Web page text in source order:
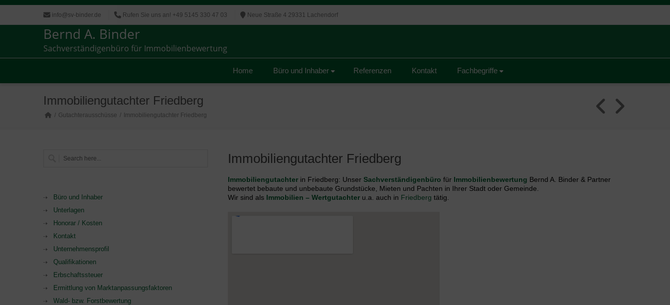
info@sv-binder.de Rufen Sie uns an! +49 5145 330 47 03 Neue Straße 4 29331 Lachendorf
Bernd A. Binder
Sachverständigenbüro für Immobilienbewertung
Home Büro und Inhaber Referenzen Kontakt Fachbegriffe
Immobiliengutachter Friedberg
Gutachterausschüsse Immobiliengutachter Friedberg
Immobiliengutachter Friedberg
Immobiliengutachter in Friedberg: Unser Sachverständigenbüro für Immobilienbewertung Bernd A. Binder & Partner
bewertet bebaute und unbebaute Grundstücke, Mieten und Pachten in Ihrer Stadt oder Gemeinde.
Wir sind als Immobilien – Wertgutachter u.a. auch in Friedberg tätig.
Büro und Inhaber
Unterlagen
Honorar / Kosten
Kontakt
Unternehmensprofil
Qualifikationen
Erbschaftssteuer
Ermittlung von Marktanpassungsfaktoren
Wald- bzw. Forstbewertung